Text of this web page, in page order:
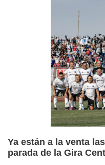
Ya están a la venta
parada de la Gira